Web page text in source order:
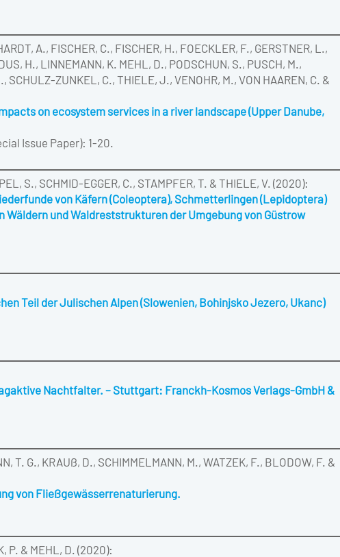
A., FISCHER, C., FISCHER, H., FOECKLER, F., GERSTNER, L.,
H., LINNEMANN, K. MEHL, D., PODSCHUN, S., PUSCH, M.,
SCHULZ-ZUNKEL, C., THIELE, J., VENOHR, M., VON HAAREN, C. &
on ecosystem services in a river landscape (Upper Danube,
Issue Paper): 1-20.
S., SCHMID-EGGER, C., STAMPFER, T. & THIELE, V. (2020):
von Käfern (Coleoptera), Schmetterlingen (Lepidoptera)
und Waldreststrukturen der Umgebung von Güstrow
Teil der Julischen Alpen (Slowenien, Bohinjsko Jezero, Ukanc)
Nachtfalter. – Stuttgart: Franckh-Kosmos Verlags-GmbH &
T. G., KRAUß, D., SCHIMMELMANN, M., WATZEK, F., BLODOW, F. &
von Fließgewässerrenaturierung.
P. & MEHL, D. (2020):